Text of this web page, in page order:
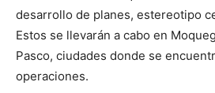
desarrollo de planes, estereotipo
Estos se llevarán a cabo en
Pasco, ciudades donde se
operaciones.